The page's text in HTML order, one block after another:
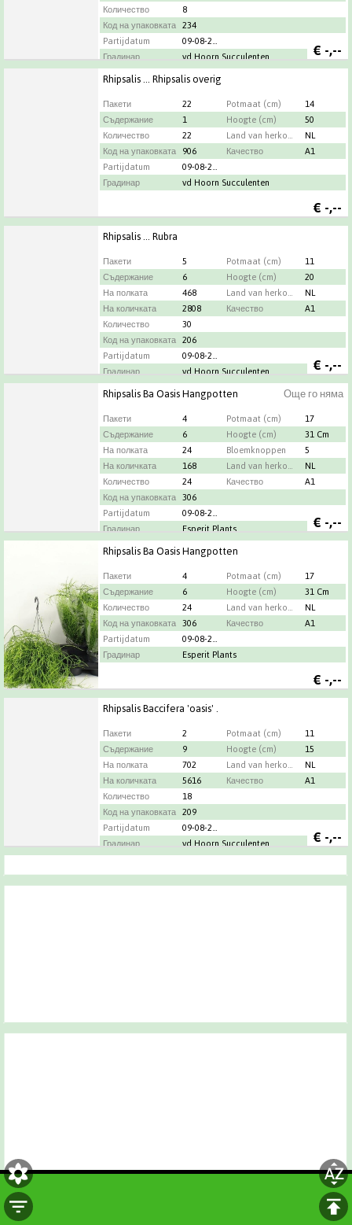
Количество
8
Код на упаковката
234
Partijdatum
Градинар
vd Hoorn Succulenten € -,--
Rhipsalis ... Rhipsalis overig
Пакети 22 Potmaat (cm)
14
Съдержание
1 Hoogte (cm)
50
Количество
22
NL
Код на упаковката
906 Качество
A1
Partijdatum
Градинар
vd Hoorn Succulenten
€ -,--
Rhipsalis ... Rubra
Пакети 5 Potmaat (cm)
11
Съдержание
6 Hoogte (cm)
20
На полката
468
NL
На количката
2808 Качество
A1
Количество
30
Код на упаковката
206
Partijdatum
Градинар
vd Hoorn Succulenten € -,--
Още го няма
Rhipsalis Ba Oasis Hangpotten
Пакети 4 Potmaat (cm)
17
Съдержание
6 Hoogte (cm)
31 Cm
На полката
24 Bloemknoppen
5
На количката
168
NL
Количество
24 Качество
A1
Код на упаковката
306
Partijdatum
Градинар
Esperit Plants € -,--
Rhipsalis Ba Oasis Hangpotten
Пакети 4 Potmaat (cm)
17
Съдержание
6 Hoogte (cm)
31 Cm
Количество
24
NL
Код на упаковката
306 Качество
A1
Partijdatum
Градинар
Esperit Plants
€ -,--
Rhipsalis Baccifera 'oasis' .
Пакети 2 Potmaat (cm)
11
Съдержание
9 Hoogte (cm)
15
На полката
702
NL
На количката
5616 Качество
A1
Количество
18
Код на упаковката
209
Partijdatum
Градинар
vd Hoorn Succulenten € -,--